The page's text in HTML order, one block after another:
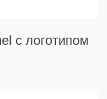
с логотипом